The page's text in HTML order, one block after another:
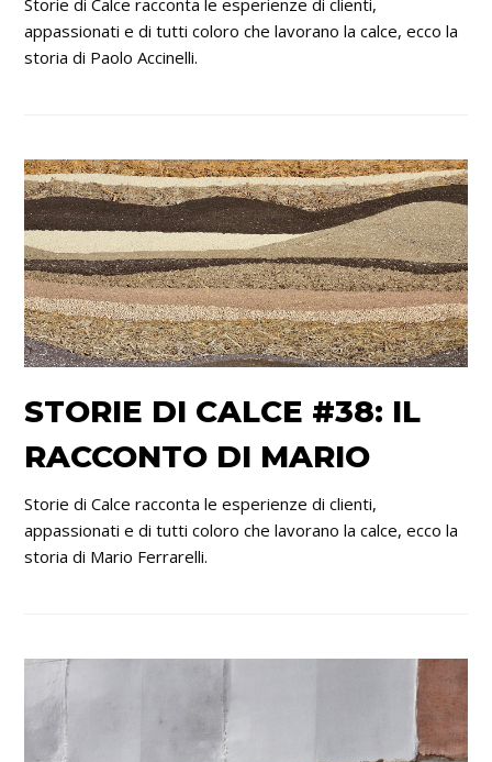
Storie di Calce racconta le esperienze di clienti,
appassionati e di tutti coloro che lavorano la calce, ecco la
storia di Paolo Accinelli.
STORIE DI CALCE #38: IL
RACCONTO DI MARIO
Storie di Calce racconta le esperienze di clienti,
appassionati e di tutti coloro che lavorano la calce, ecco la
storia di Mario Ferrarelli.